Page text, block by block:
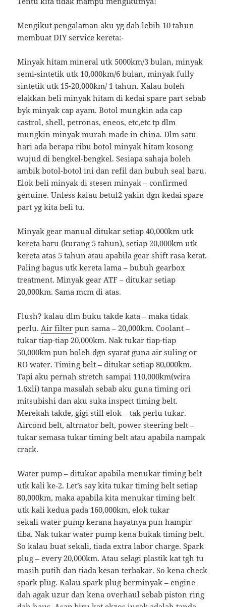
Mengikut pengalaman aku yg dah lebih 10 tahun
membuat DIY service kereta:-
Minyak hitam mineral utk 5000km/3 bulan, minyak
semi-sintetik utk 10,000km/6 bulan, minyak fully
sintetik utk 15-20,000km/ 1 tahun. Kalau boleh
elakkan beli minyak hitam di kedai spare part sebab
byk minyak cap ayam. Botol mungkin ada cap
castrol, shell, petronas, eneos, etc,etc tp dlm
mungkin minyak murah made in china. Dlm satu
hari ada berapa ribu botol minyak hitam kosong
wujud di bengkel-bengkel. Sesiapa sahaja boleh
ambik botol-botol ini dan refil dan bubuh seal baru.
Elok beli minyak di stesen minyak – confirmed
genuine. Unless kalau betul2 yakin dgn kedai spare
part yg kita beli tu.
Minyak gear manual ditukar setiap 40,000km utk
kereta baru (kurang 5 tahun), setiap 20,000km utk
kereta atas 5 tahun atau apabila gear shift rasa ketat.
Paling bagus utk kereta lama – bubuh gearbox
treatment. Minyak gear ATF – ditukar setiap
20,000km. Sama mcm di atas.
Flush? kalau dlm buku takde kata – maka tidak
perlu.Air filter pun sama – 20,000km. Coolant –
tukar tiap-tiap 20,000km. Nak tukar tiap-tiap
50,000km pun boleh dgn syarat guna air suling or
RO water. Timing belt – ditukar setiap 80,000km.
Tapi aku pernah stretch sampai 110,000km(wira
1.6xli) tanpa masalah sebab aku guna timing ori
mitsubishi dan aku suka inspect timing belt.
Merekah takde, gigi still elok – tak perlu tukar.
Aircond belt, altrnator belt, power steering belt –
tukar semasa tukar timing belt atau apabila nampak
crack.
Water pump – ditukar apabila menukar timing belt
utk kali ke-2. Let’s say kita tukar timing belt setiap
80,000km, maka apabila kita menukar timing belt
utk kali kedua pada 160,000km, elok tukar
sekaliwater pump kerana hayatnya pun hampir
tiba. Nak tukar water pump kena bukak timing belt.
So kalau buat sekali, tiada extra labor charge. Spark
plug – every 20,000km. Atau selagi plastik kat tgh tu
masih putih dan tiada kesan terbakar. So kena check
spark plug. Kalau spark plug berminyak – engine
dah agak uzur dan kena overhaul sebab piston ring